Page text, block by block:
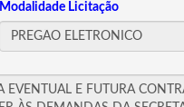
Modalidade Licitação